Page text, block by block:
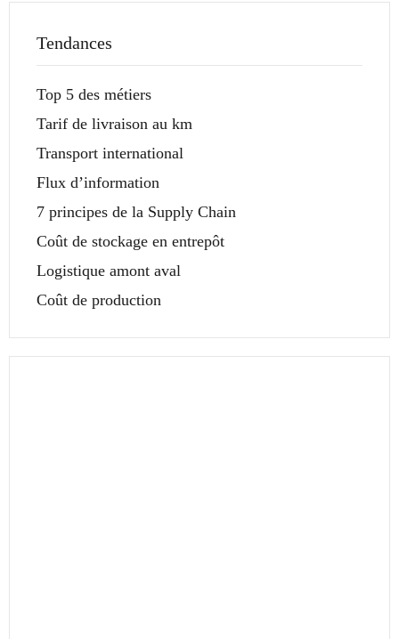
Tendances
Top 5 des métiers
Tarif de livraison au km
Transport international
Flux d’information
7 principes de la Supply Chain
Coût de stockage en entrepôt
Logistique amont aval
Coût de production